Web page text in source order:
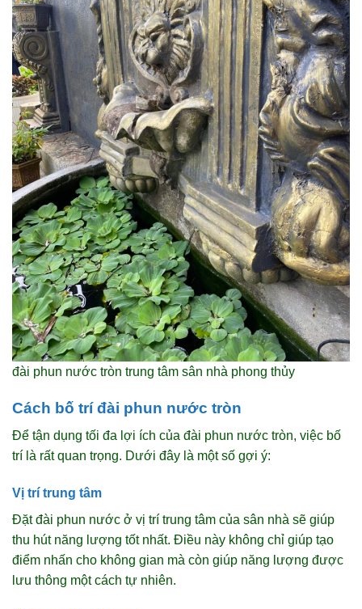
đài phun nước tròn trung tâm sân nhà phong thủy
Cách bố trí đài phun nước tròn
Để tận dụng tối đa lợi ích của đài phun nước tròn, việc bố
trí là rất quan trọng. Dưới đây là một số gợi ý:
Vị trí trung tâm
Đặt đài phun nước ở vị trí trung tâm của sân nhà sẽ giúp
thu hút năng lượng tốt nhất. Điều này không chỉ giúp tạo
điểm nhấn cho không gian mà còn giúp năng lượng được
lưu thông một cách tự nhiên.